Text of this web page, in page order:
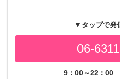
▼タップで発
06-
9：00～22：00